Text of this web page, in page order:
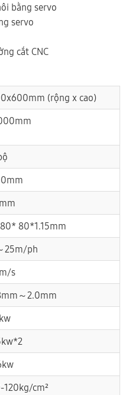
bằng servo
servo
cắt CNC
(rộng x cao)
80*1.15mm
25m/ph
s
～2.0mm
120kg/cm²